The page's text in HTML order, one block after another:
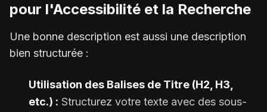
pour l'Accessibilité et la Recherche
Une bonne description est aussi une description
bien structurée :
Utilisation des Balises de Titre (H2, H3,
etc.) : Structurez votre texte avec des sous-